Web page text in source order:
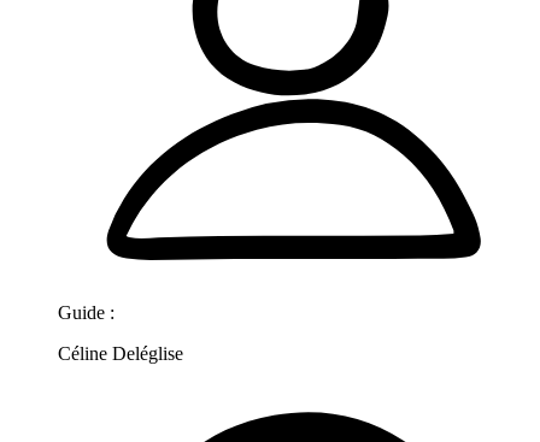
Guide :
Céline Deléglise